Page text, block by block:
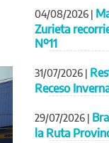
04/08/2026 |
Zurieta
Nº11
31/07/2026 |
Receso
29/07/2026 |
la Ruta